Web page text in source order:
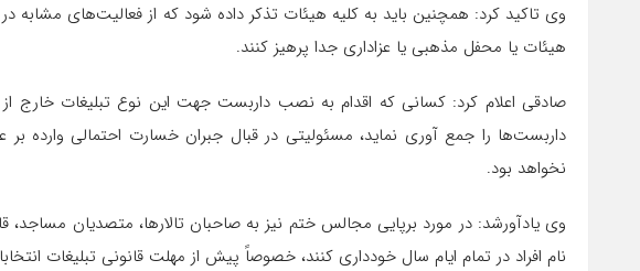
وی تاکید کرد: همچنین باید به کلیه هیئات تذکر داده شود که از فعالیت‌های مشابه در
هیئات یا محفل مذهبی یا عزاداری جدا پرهیز کنند.
صادقی اعلام کرد: کسانی که اقدام به نصب داربست جهت این نوع تبلیغات خارج
داربست‌ها را جمع آوری نماید، مسئولیتی در قبال جبران خسارت احتمالی وارده بر
نخواهد بود.
وی یادآورشد: در مورد برپایی مجالس ختم نیز به صاحبان تالارها، متصدیان مساجد،